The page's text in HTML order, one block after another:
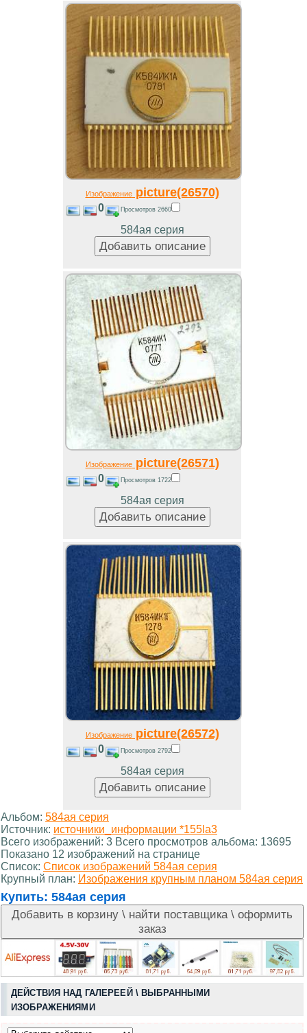
Изображениеpicture(26570)
0 Просмотров 2660
584ая серия
Изображениеpicture(26571)
0 Просмотров 1722
584ая серия
Изображениеpicture(26572)
0 Просмотров 2792
584ая серия
Альбом: 584ая серия
Источник: источники_информации *155la3
Всего изображений: 3 Всего просмотров альбома: 13695
Показано 12 изображений на странице
Список: Список изображений 584ая серия
Крупный план: Изображения крупным планом 584ая серия
Купить: 584ая серия
ДЕЙСТВИЯ НАД ГАЛЕРЕЕЙ \ ВЫБРАННЫМИ
ИЗОБРАЖЕНИЯМИ